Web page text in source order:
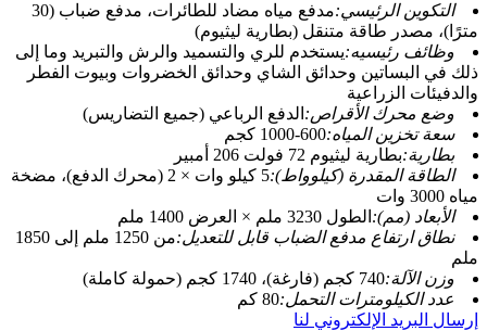
التكوين الرئيسي:
مدفع مياه مضاد للطائرات، مدفع ضباب (30
مترًا)، مصدر طاقة متنقل (بطارية ليثيوم)
وظائف رئيسيه:يستخدم للري والتسميد والرش والتبريد وما إلى
ذلك في البساتين وحدائق الشاي وحدائق الخضروات وبيوت الفطر
والدفيئات الزراعية
وضع محرك الأقراص: الدفع الرباعي (جميع التضاريس)
سعة تخزين المياه:600-1000 كجم
بطارية:بطارية ليثيوم 72 فولت 206 أمبير
الطاقة المقدرة (كيلوواط):
5 كيلو وات × 2 (محرك الدفع)، مضخة
مياه 3000 وات
الأبعاد (مم): الطول 3230 ملم × العرض 1400 ملم
نطاق ارتفاع مدفع الضباب قابل للتعديل:
من 1250 ملم إلى 1850
ملم
وزن الآلة:740 كجم (فارغة)، 1740 كجم (حمولة كاملة)
عدد الكيلومترات التحمل:80 كم
إرسال البريد الإلكتروني لنا